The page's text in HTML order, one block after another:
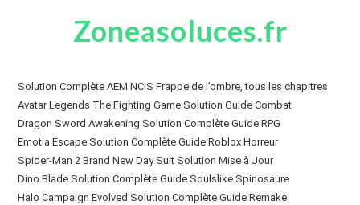
Zoneasoluces.fr
Solution Complète AEM NCIS Frappe de l’ombre, tous les chapitres
Avatar Legends The Fighting Game Solution Guide Combat
Dragon Sword Awakening Solution Complète Guide RPG
Emotia Escape Solution Complète Guide Roblox Horreur
Spider-Man 2 Brand New Day Suit Solution Mise à Jour
Dino Blade Solution Complète Guide Soulslike Spinosaure
Halo Campaign Evolved Solution Complète Guide Remake